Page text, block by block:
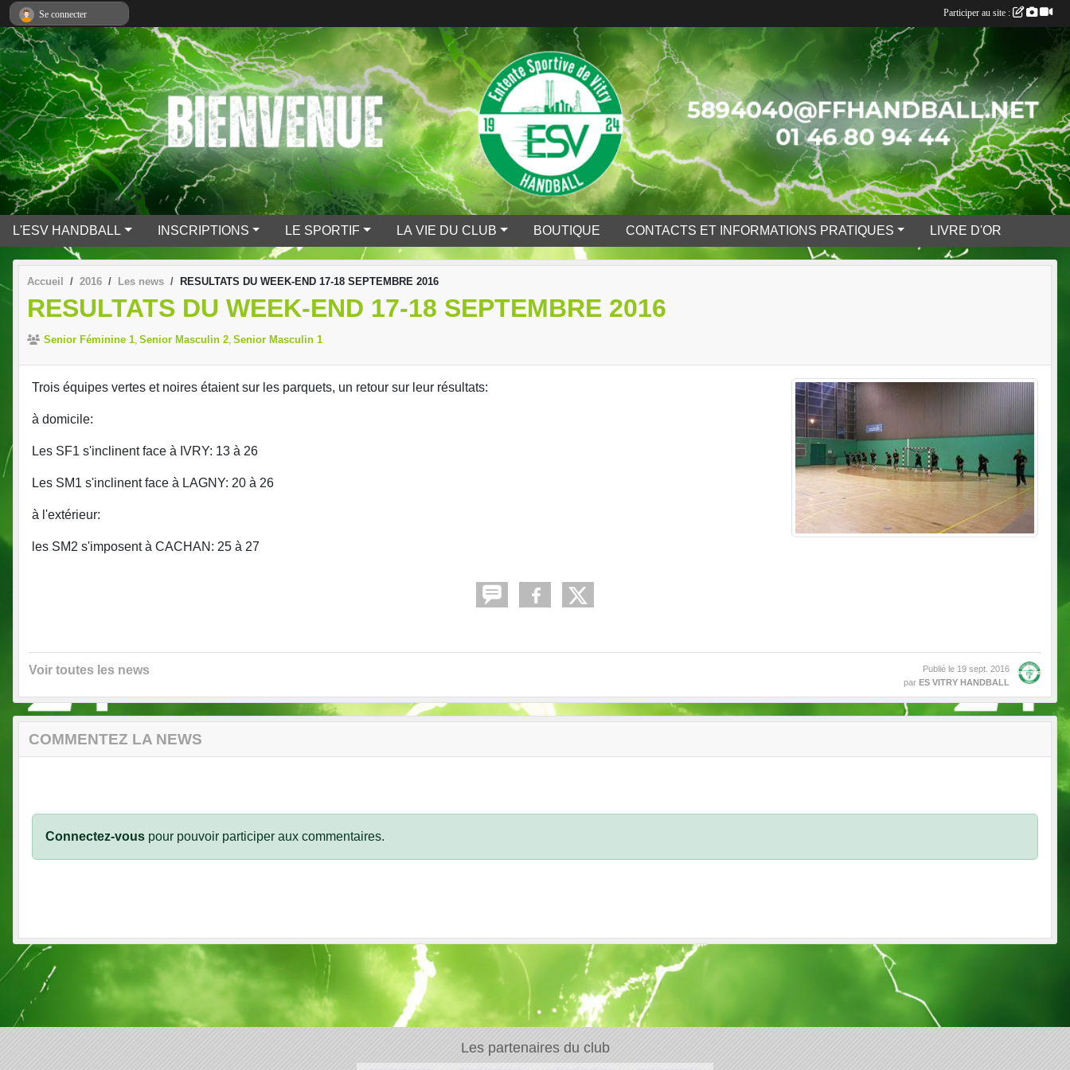
L'ESV HANDBALL INSCRIPTIONS LE SPORTIF LA VIE DU CLUB BOUTIQUE CONTACTS ET INFORMATIONS PRATIQUES LIVRE D'OR
Accueil 2016 Les news RESULTATS DU WEEK-END 17-18 SEPTEMBRE 2016
RESULTATS DU WEEK-END 17-18 SEPTEMBRE 2016
Senior Féminine 1 Senior Masculin 2 Senior Masculin 1
Trois équipes vertes et noires étaient sur les parquets, un retour sur leur résultats:
à domicile:
Les SF1 s'inclinent face à IVRY: 13 à 26
Les SM1 s'inclinent face à LAGNY: 20 à 26
à l'extérieur:
les SM2 s'imposent à CACHAN: 25 à 27
Voir toutes les news Publié le 19 sept. 2016
par ES VITRY HANDBALL
COMMENTEZ LA NEWS
Connectez-vous pour pouvoir participer aux commentaires.
Les partenaires du club
Se connecter Participer au site :
Panneau de gestion des cookies